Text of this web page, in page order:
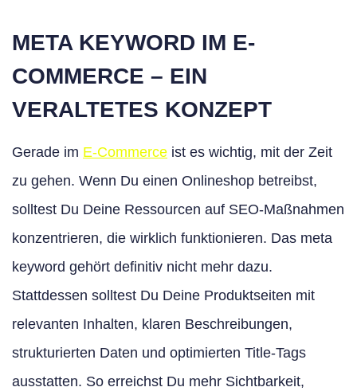
META KEYWORD IM E-
COMMERCE – EIN
VERALTETES KONZEPT
Gerade im E-Commerce ist es wichtig, mit der Zeit
zu gehen. Wenn Du einen Onlineshop betreibst,
solltest Du Deine Ressourcen auf SEO-Maßnahmen
konzentrieren, die wirklich funktionieren. Das meta
keyword gehört definitiv nicht mehr dazu.
Stattdessen solltest Du Deine Produktseiten mit
relevanten Inhalten, klaren Beschreibungen,
strukturierten Daten und optimierten Title-Tags
ausstatten. So erreichst Du mehr Sichtbarkeit,